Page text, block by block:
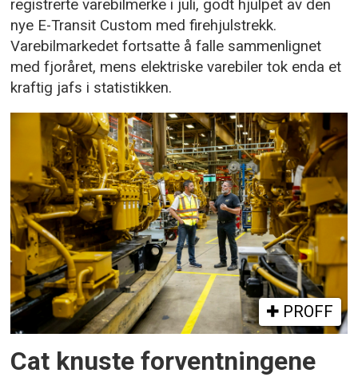
registrerte varebilmerke i juli, godt hjulpet av den
nye E-Transit Custom med firehjulstrekk.
Varebilmarkedet fortsatte å falle sammenlignet
med fjoråret, mens elektriske varebiler tok enda et
kraftig jafs i statistikken.
PROFF
Cat knuste forventningene